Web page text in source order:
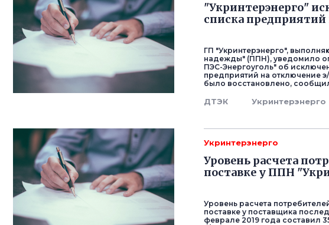
"Укринтерэнерго"
списка
ГП "Укринтерэнерго",
надежды" (ППН), уведомило
ПЭС-Энергоуголь" об
предприятий на отключение
было восстановлено,
ДТЭК Укринтерэнерго
Укринтерэнерго
Уровень расчета
поставке у ППН
Уровень расчета
поставке у поставщика
феврале 2019 года составил